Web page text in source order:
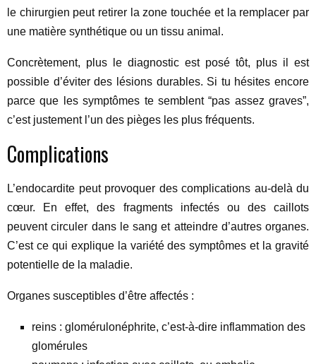
le chirurgien peut retirer la zone touchée et la remplacer par
une matière synthétique ou un tissu animal.
Concrètement, plus le diagnostic est posé tôt, plus il est
possible d’éviter des lésions durables. Si tu hésites encore
parce que les symptômes te semblent “pas assez graves”,
c’est justement l’un des pièges les plus fréquents.
Complications
L’endocardite peut provoquer des complications au-delà du
cœur. En effet, des fragments infectés ou des caillots
peuvent circuler dans le sang et atteindre d’autres organes.
C’est ce qui explique la variété des symptômes et la gravité
potentielle de la maladie.
Organes susceptibles d’être affectés :
reins : glomérulonéphrite, c’est-à-dire inflammation des
glomérules